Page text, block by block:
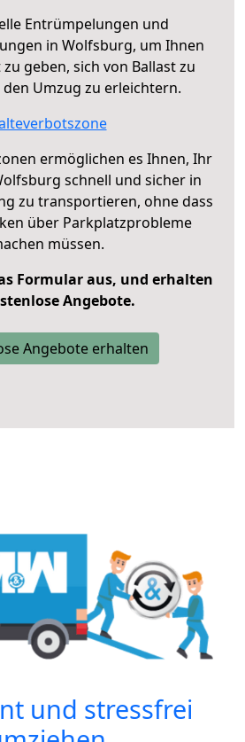
Entrümpelungen und
in Wolfsburg, um Ihnen
geben, sich von Ballast zu
Umzug zu erleichtern.
ermöglichen es Ihnen, Ihr
schnell und sicher in
zu transportieren, ohne dass
über Parkplatzprobleme
müssen.
Formular aus, und erhalten
Angebote.
Angebote erhalten
und stressfrei